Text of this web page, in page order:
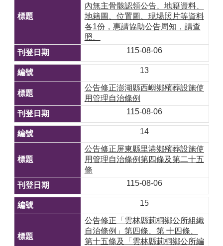
內無主骨骸認領公告、地籍資料、
地籍圖、位置圖、現場照片等資料
各1份，惠請協助公告周知，請查
照。
115-08-06
13
公告修正澎湖縣西嶼鄉殯葬設施使
用管理自治條例
115-08-06
14
公告修正屏東縣里港鄉殯葬設施使
用管理自治條例第四條及第二十五
條
115-08-06
15
公告修正「雲林縣莿桐鄉公所組織
自治條例」第四條、第 十四條、
第十五條及「雲林縣莿桐鄉公所編